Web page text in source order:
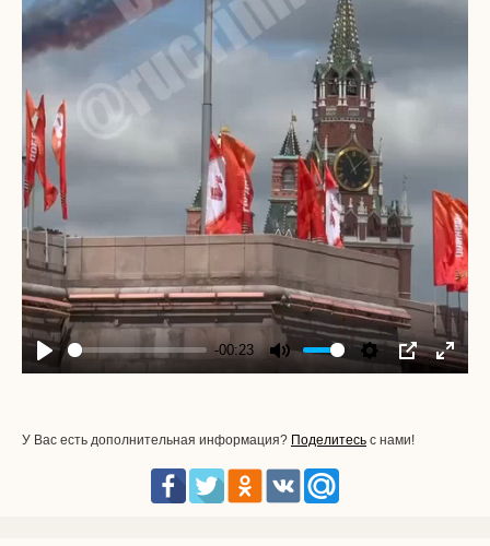
Play
-00:23
Mute SettingsPIP
Enter
У Вас есть дополнительная информация? Поделитесь с нами!